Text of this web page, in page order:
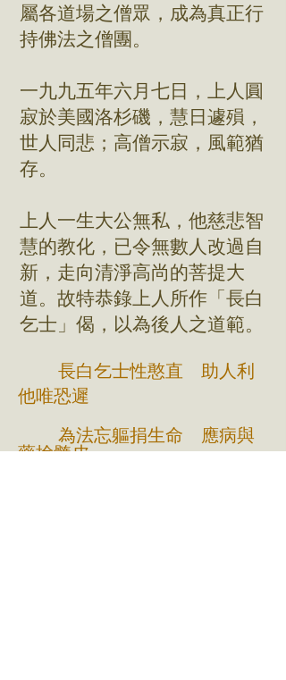
屬各道場之僧眾，成為真正行
持佛法之僧團。
一九九五年六月七日，上人圓
寂於美國洛杉磯，慧日遽殞，
世人同悲；高僧示寂，風範猶
存。
上人一生大公無私，他慈悲智
慧的教化，已令無數人改過自
新，走向清淨高尚的菩提大
道。故特恭錄上人所作「長白
乞士」偈，以為後人之道範。
長白乞士性憨直 助人利
他唯恐遲
為法忘軀捐生命 應病與
藥捨髓皮